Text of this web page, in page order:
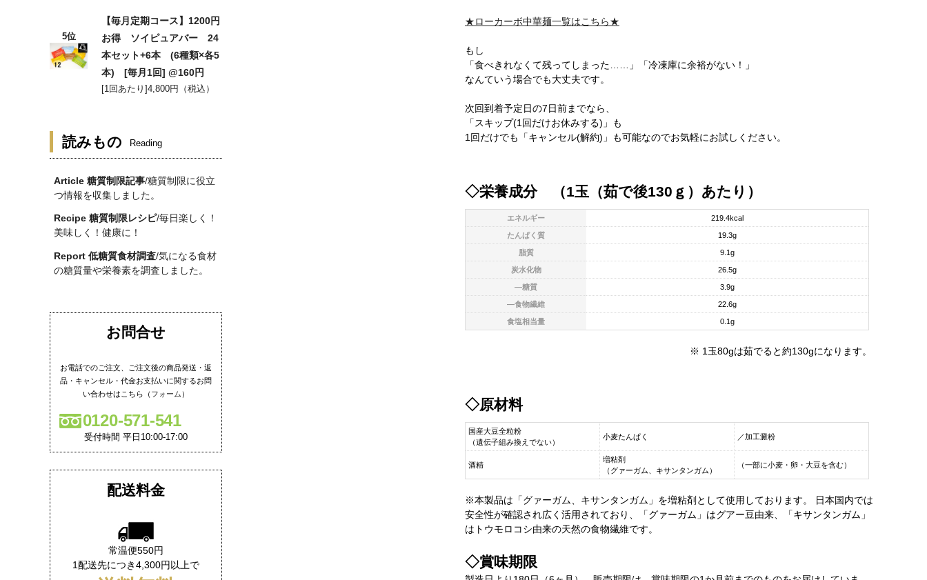
5位
【毎月定期コース】1200円
お得 ソイピュアバー 24
本セット+6本 (6種類×各5
本) [毎月1回] @160円
[1回あたり]4,800円（税込）
読みもの Reading
Article 糖質制限記事/糖質制限に役立
つ情報を収集しました。
Recipe 糖質制限レシピ/毎日楽しく！
美味しく！健康に！
Report 低糖質食材調査/気になる食材
の糖質量や栄養素を調査しました。
お問合せ
お電話でのご注文、ご注文後の商品発送・返
品・キャンセル・代金お支払いに関するお問
い合わせはこちら（フォーム）
0120-571-541
受付時間 平日10:00-17:00
配送料金
常温便550円
1配送先につき4,300円以上で
★ローカーボ中華麺一覧はこちら★
もし
「食べきれなくて残ってしまった……」「冷凍庫に余裕がない！」
なんていう場合でも大丈夫です。
次回到着予定日の7日前までなら、
「スキップ(1回だけお休みする)」も
1回だけでも「キャンセル(解約)」も可能なのでお気軽にお試しください。
◇栄養成分 （1玉（茹で後130ｇ）あたり）
エネルギー 219.4kcal
たんぱく質 19.3g
脂質 9.1g
炭水化物 26.5g
―糖質 3.9g
―食物繊維 22.6g
食塩相当量 0.1g
※ 1玉80gは茹でると約130gになります。
◇原材料
国産大豆全粒粉
（遺伝子組み換えでない）
小麦たんぱく ／加工澱粉
酒精
増粘剤
（グァーガム、キサンタンガム）
（一部に小麦・卵・大豆を含む）
※本製品は「グァーガム、キサンタンガム」を増粘剤として使用しております。 日本国内では
安全性が確認され広く活用されており、「グァーガム」はグアー豆由来、「キサンタンガム」
はトウモロコシ由来の天然の食物繊維です。
◇賞味期限